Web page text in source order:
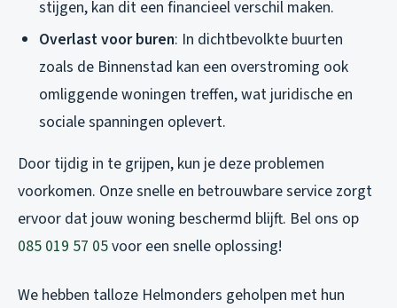
stijgen, kan dit een financieel verschil maken.
Overlast voor buren: In dichtbevolkte buurten
zoals de Binnenstad kan een overstroming ook
omliggende woningen treffen, wat juridische en
sociale spanningen oplevert.
Door tijdig in te grijpen, kun je deze problemen
voorkomen. Onze snelle en betrouwbare service zorgt
ervoor dat jouw woning beschermd blijft. Bel ons op
085 019 57 05voor een snelle oplossing!
We hebben talloze Helmonders geholpen met hun